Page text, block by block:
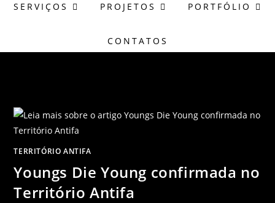
SERVIÇOS PROJETOS PORTFÓLIO
CONTATOS
TERRITÓRIO ANTIFA
Youngs Die Young confirmada no
Território Antifa